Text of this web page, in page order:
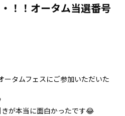
！！オータム当選番号
ータムフェスにご参加いただいた
が本当に面白かったです😂